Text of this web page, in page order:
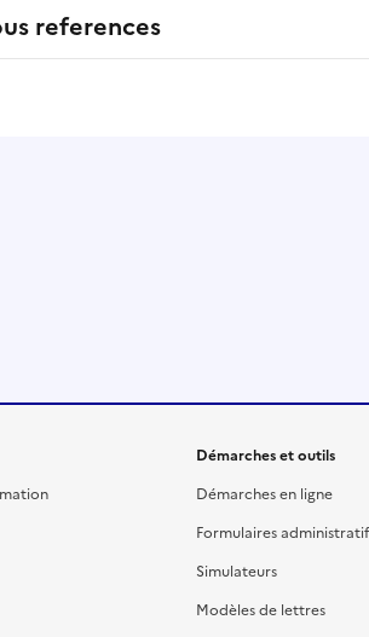
references
Démarches et outils
Démarches en ligne
Formulaires
Simulateurs
Modèles de lettres